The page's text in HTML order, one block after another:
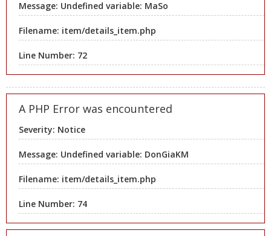
Message: Undefined variable: MaSo
Filename: item/details_item.php
Line Number: 72
A PHP Error was encountered
Severity: Notice
Message: Undefined variable: DonGiaKM
Filename: item/details_item.php
Line Number: 74